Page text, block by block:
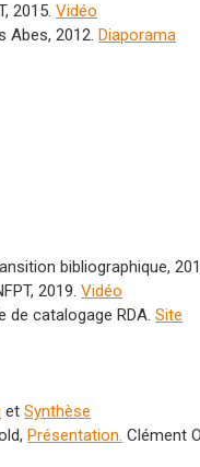
2015.Vidéo
Abes, 2012.Diaporama
bibliographique,
2019.Vidéo
de catalogage RDA.Site
etSynthèse
Présentation. Clément